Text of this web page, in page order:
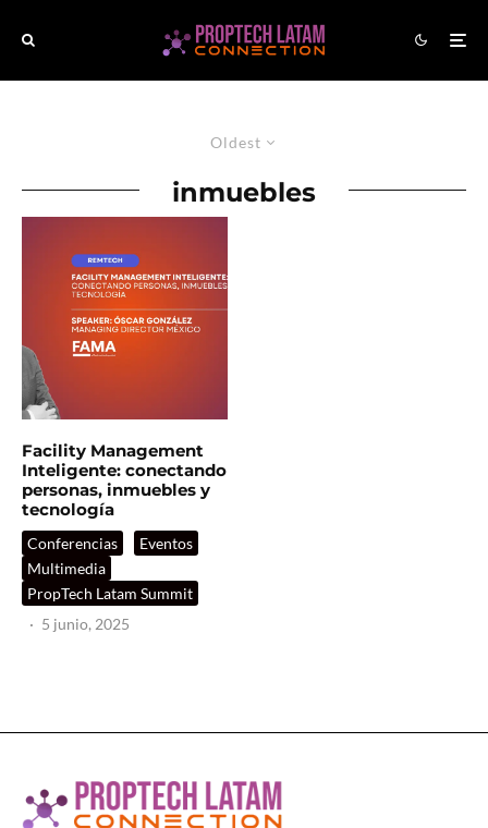
Oldest
inmuebles
Facility Management
Inteligente: conectando
personas, inmuebles y
tecnología
Conferencias
Eventos
Multimedia
PropTech Latam Summit
· 5 junio, 2025